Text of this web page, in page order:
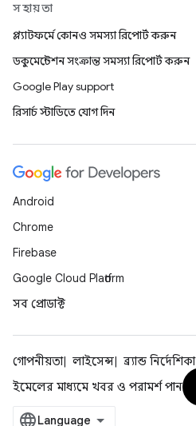
সহায়তা
প্ল্যাটফর্মে কোনও সমস্যা রিপোর্ট করুন
ডকুমেন্টেশন সংক্রান্ত সমস্যা রিপোর্ট করুন
Google Play support
রিসার্চ স্টাডিতে যোগ দিন
Android
Chrome
Firebase
Google Cloud Platform
সব প্রোডাক্ট
গোপনীয়তা লাইসেন্স ব্র্যান্ড নির্দেশিকা
ইমেলের মাধ্যমে খবর ও পরামর্শ পান